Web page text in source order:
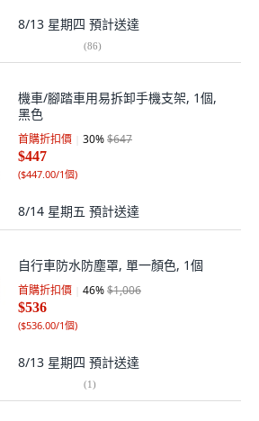
8/13 星期四 預計送達
(86)
機車/腳踏車用易拆卸手機支架, 1個,
黑色
首購折扣價 30%$647
$447
($447.00/1個)
8/14 星期五 預計送達
自行車防水防塵罩, 單一顏色, 1個
首購折扣價 46%$1,006
$536
($536.00/1個)
8/13 星期四 預計送達
(1)